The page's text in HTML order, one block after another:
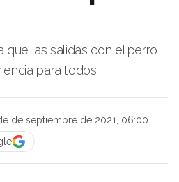
que las salidas con el perro
para todos
de septiembre de 2021, 06:00